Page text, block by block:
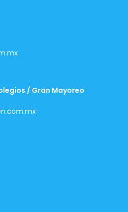
/ Gran Mayoreo